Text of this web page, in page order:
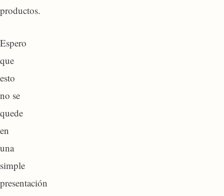
productos.
Espero
que
esto
no se
quede
en
una
simple
presentación